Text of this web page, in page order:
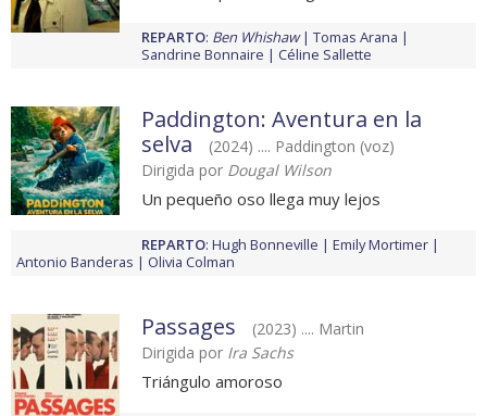
REPARTO: Ben Whishaw
Tomas Arana
Sandrine Bonnaire
Céline Sallette
Paddington: Aventura en la
selva
(2024) .... Paddington (voz)
Dirigida por Dougal Wilson
Un pequeño oso llega muy lejos
REPARTO: Hugh Bonneville
Emily Mortimer
Antonio Banderas
Olivia Colman
Passages
(2023) .... Martin
Dirigida por Ira Sachs
Triángulo amoroso